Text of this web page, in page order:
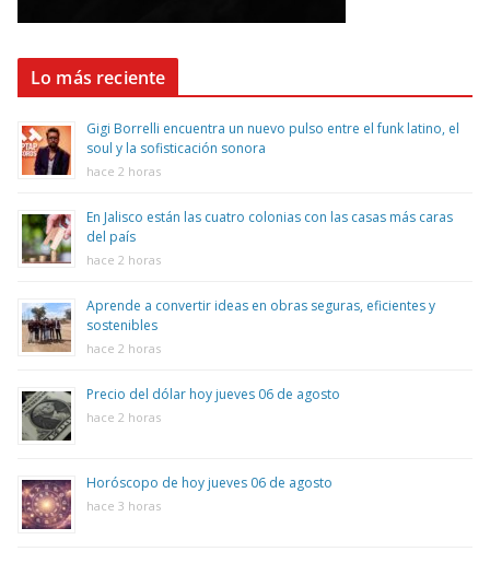
Lo más reciente
Gigi Borrelli encuentra un nuevo pulso entre el funk latino, el
soul y la sofisticación sonora
hace 2 horas
En Jalisco están las cuatro colonias con las casas más caras
del país
hace 2 horas
Aprende a convertir ideas en obras seguras, eficientes y
sostenibles
hace 2 horas
Precio del dólar hoy jueves 06 de agosto
hace 2 horas
Horóscopo de hoy jueves 06 de agosto
hace 3 horas